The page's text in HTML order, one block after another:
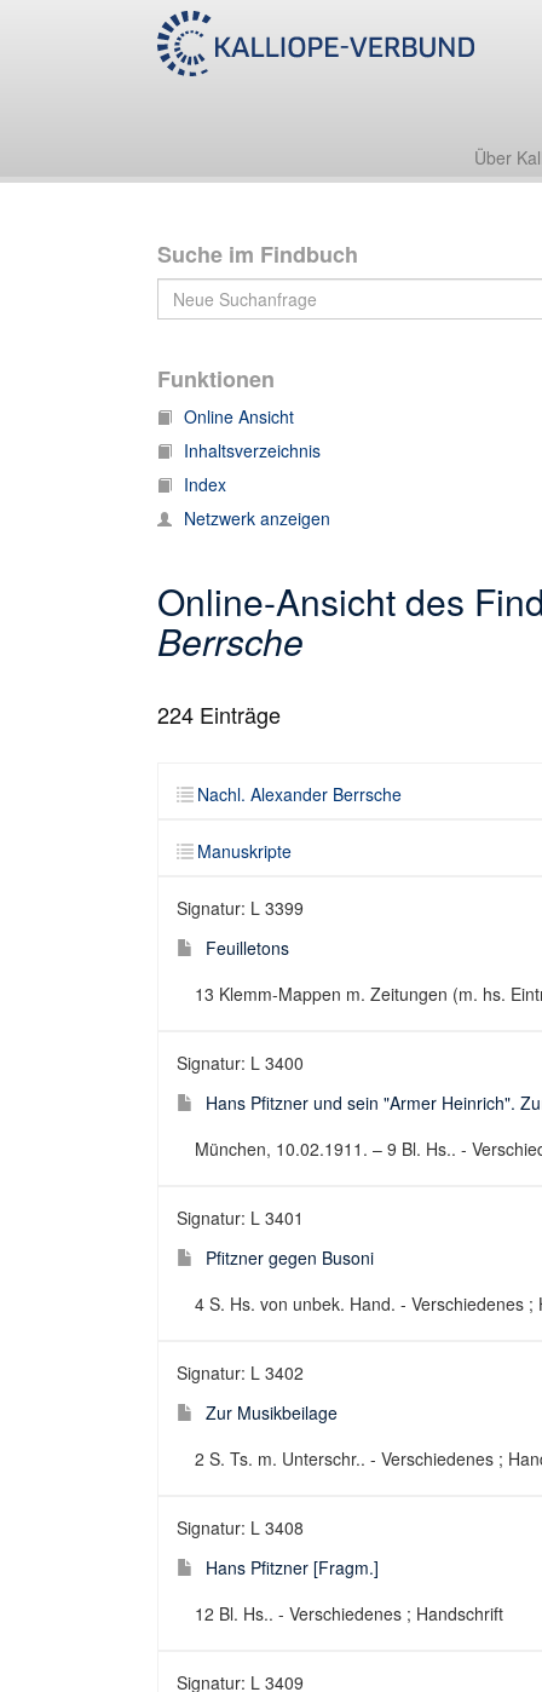
Über
Suche im Findbuch
Funktionen
Online Ansicht
Inhaltsverzeichnis
Index
Netzwerk anzeigen
Online-Ansicht des
Berrsche
224 Einträge
Nachl. Alexander Berrsche
Manuskripte
Nachl. Alexander Berrsche
Manuskripte
Signatur: L 3399
Feuilletons
13 Klemm-Mappen m. Zeitungen (m. hs.
Signatur: L 3400
Hans Pfitzner und sein "Armer Heinrich".
München, 10.02.1911. – 9 Bl. Hs.. -
Signatur: L 3401
Pfitzner gegen Busoni
4 S. Hs. von unbek. Hand. - Verschiedenes ;
Signatur: L 3402
Zur Musikbeilage
2 S. Ts. m. Unterschr.. - Verschiedenes ;
Signatur: L 3408
Hans Pfitzner [Fragm.]
12 Bl. Hs.. - Verschiedenes ; Handschrift
Signatur: L 3409